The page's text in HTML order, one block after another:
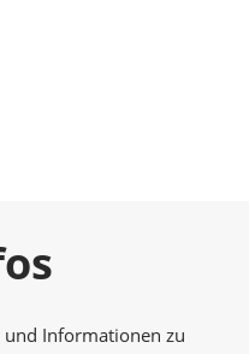
Informationen zu